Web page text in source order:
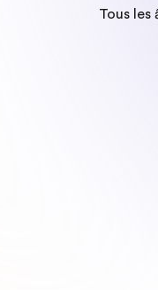
Tous les